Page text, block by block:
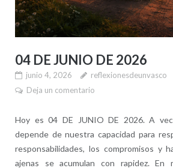
04 DE JUNIO DE 2026
junio 4, 2026
reflexionesdeunvasco
Deja un comentario
Hoy es 04 DE JUNIO DE 2026. A
depende de nuestra capacidad para
responsabilidades, los compromisos y
ajenas se acumulan con rapidez. En